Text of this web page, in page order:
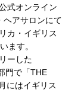
式オンライン
ヘアサロンにて
カ・イギリス
ます。
ーした
門で「THE
にはイギリス